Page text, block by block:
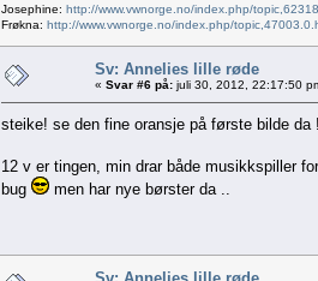
Josephine: http://www.vwnorge.no/index.php/
Frøkna: http://www.vwnorge.no/index.php/
Sv: Annelies lille røde
« Svar #6 på: juli 30, 2012, 22:17:50
steike! se den fine oransje på første bilde
12 v er tingen, min drar både musikkspiller
bug
men har nye børster da ..